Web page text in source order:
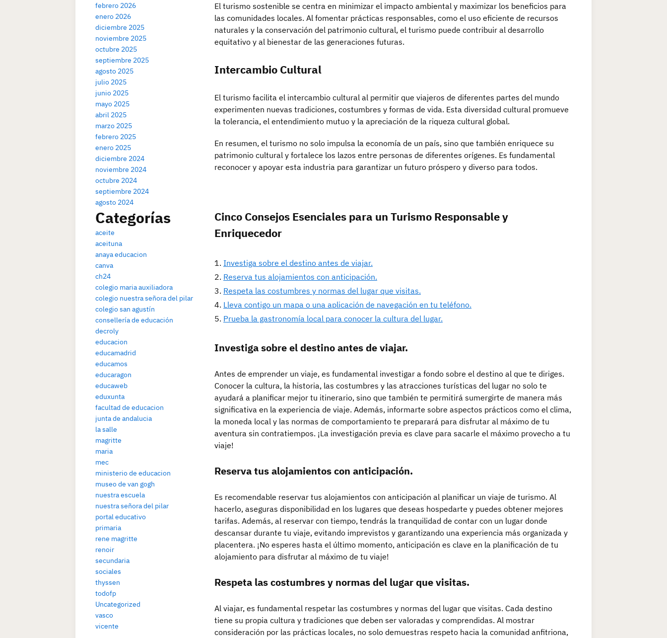
febrero 2026
enero 2026
diciembre 2025
noviembre 2025
octubre 2025
septiembre 2025
agosto 2025
julio 2025
junio 2025
mayo 2025
abril 2025
marzo 2025
febrero 2025
enero 2025
diciembre 2024
noviembre 2024
octubre 2024
septiembre 2024
agosto 2024
Categorías
aceite
aceituna
anaya educacion
canva
ch24
colegio maria auxiliadora
colegio nuestra señora del pilar
colegio san agustín
consellería de educación
decroly
educacion
educamadrid
educamos
educaragon
educaweb
eduxunta
facultad de educacion
junta de andalucia
la salle
magritte
maria
mec
ministerio de educacion
museo de van gogh
nuestra escuela
nuestra señora del pilar
portal educativo
primaria
rene magritte
renoir
secundaria
sociales
thyssen
todofp
Uncategorized
vasco
vicente
El turismo sostenible se centra en minimizar el impacto ambiental y maximizar los beneficios para
las comunidades locales. Al fomentar prácticas responsables, como el uso eficiente de recursos
naturales y la conservación del patrimonio cultural, el turismo puede contribuir al desarrollo
equitativo y al bienestar de las generaciones futuras.
Intercambio Cultural
El turismo facilita el intercambio cultural al permitir que viajeros de diferentes partes del mundo
experimenten nuevas tradiciones, costumbres y formas de vida. Esta diversidad cultural promueve
la tolerancia, el entendimiento mutuo y la apreciación de la riqueza cultural global.
En resumen, el turismo no solo impulsa la economía de un país, sino que también enriquece su
patrimonio cultural y fortalece los lazos entre personas de diferentes orígenes. Es fundamental
reconocer y apoyar esta industria para garantizar un futuro próspero y diverso para todos.
Cinco Consejos Esenciales para un Turismo Responsable y
Enriquecedor
Investiga sobre el destino antes de viajar.
Reserva tus alojamientos con anticipación.
Respeta las costumbres y normas del lugar que visitas.
Lleva contigo un mapa o una aplicación de navegación en tu teléfono.
Prueba la gastronomía local para conocer la cultura del lugar.
Investiga sobre el destino antes de viajar.
Antes de emprender un viaje, es fundamental investigar a fondo sobre el destino al que te diriges.
Conocer la cultura, la historia, las costumbres y las atracciones turísticas del lugar no solo te
ayudará a planificar mejor tu itinerario, sino que también te permitirá sumergirte de manera más
significativa en la experiencia de viaje. Además, informarte sobre aspectos prácticos como el clima,
la moneda local y las normas de comportamiento te preparará para disfrutar al máximo de tu
aventura sin contratiempos. ¡La investigación previa es clave para sacarle el máximo provecho a tu
viaje!
Reserva tus alojamientos con anticipación.
Es recomendable reservar tus alojamientos con anticipación al planificar un viaje de turismo. Al
hacerlo, aseguras disponibilidad en los lugares que deseas hospedarte y puedes obtener mejores
tarifas. Además, al reservar con tiempo, tendrás la tranquilidad de contar con un lugar donde
descansar durante tu viaje, evitando imprevistos y garantizando una experiencia más organizada y
placentera. ¡No esperes hasta el último momento, anticipación es clave en la planificación de tu
alojamiento para disfrutar al máximo de tu viaje!
Respeta las costumbres y normas del lugar que visitas.
Al viajar, es fundamental respetar las costumbres y normas del lugar que visitas. Cada destino
tiene su propia cultura y tradiciones que deben ser valoradas y comprendidas. Al mostrar
consideración por las prácticas locales, no solo demuestras respeto hacia la comunidad anfitriona,